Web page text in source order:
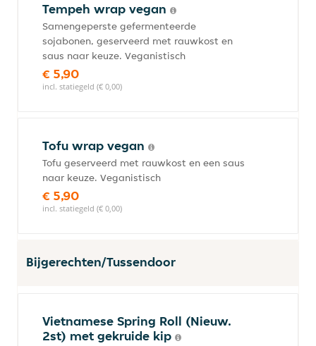
Tempeh wrap vegan
Samengeperste gefermenteerde
sojabonen, geserveerd met rauwkost en
saus naar keuze. Veganistisch
€ 5,90
incl. statiegeld (€ 0,00)
Tofu wrap vegan
Tofu geserveerd met rauwkost en een saus
naar keuze. Veganistisch
€ 5,90
incl. statiegeld (€ 0,00)
Bijgerechten/Tussendoor
Vietnamese Spring Roll (Nieuw.
2st) met gekruide kip